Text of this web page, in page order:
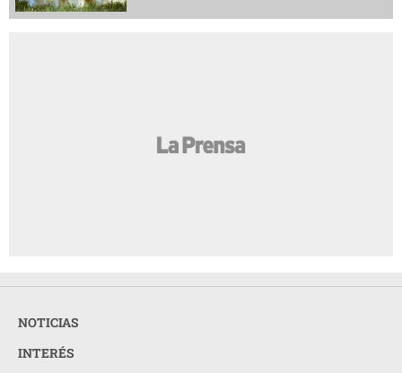
NOTICIAS
INTERÉS